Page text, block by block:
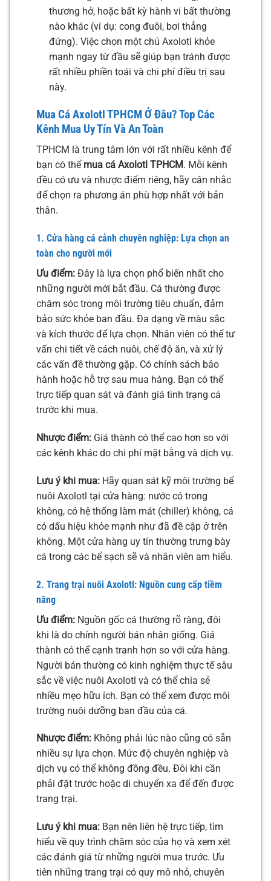
thương hở, hoặc bất kỳ hành vi bất thường
nào khác (ví dụ: cong đuôi, bơi thẳng
đứng). Việc chọn một chú Axolotl khỏe
mạnh ngay từ đầu sẽ giúp bạn tránh được
rất nhiều phiền toái và chi phí điều trị sau
này.
Mua Cá Axolotl TPHCM Ở Đâu? Top Các
Kênh Mua Uy Tín Và An Toàn
TPHCM là trung tâm lớn với rất nhiều kênh để
bạn có thể mua cá Axolotl TPHCM. Mỗi kênh
đều có ưu và nhược điểm riêng, hãy cân nhắc
để chọn ra phương án phù hợp nhất với bản
thân.
1. Cửa hàng cá cảnh chuyên nghiệp: Lựa chọn an
toàn cho người mới
Ưu điểm: Đây là lựa chọn phổ biến nhất cho
những người mới bắt đầu. Cá thường được
chăm sóc trong môi trường tiêu chuẩn, đảm
bảo sức khỏe ban đầu. Đa dạng về màu sắc
và kích thước để lựa chọn. Nhân viên có thể tư
vấn chi tiết về cách nuôi, chế độ ăn, và xử lý
các vấn đề thường gặp. Có chính sách bảo
hành hoặc hỗ trợ sau mua hàng. Bạn có thể
trực tiếp quan sát và đánh giá tình trạng cá
trước khi mua.
Nhược điểm: Giá thành có thể cao hơn so với
các kênh khác do chi phí mặt bằng và dịch vụ.
Lưu ý khi mua: Hãy quan sát kỹ môi trường bể
nuôi Axolotl tại cửa hàng: nước có trong
không, có hệ thống làm mát (chiller) không, cá
có dấu hiệu khỏe mạnh như đã đề cập ở trên
không. Một cửa hàng uy tín thường trưng bày
cá trong các bể sạch sẽ và nhân viên am hiểu.
2. Trang trại nuôi Axolotl: Nguồn cung cấp tiềm
năng
Ưu điểm: Nguồn gốc cá thường rõ ràng, đôi
khi là do chính người bán nhân giống. Giá
thành có thể cạnh tranh hơn so với cửa hàng.
Người bán thường có kinh nghiệm thực tế sâu
sắc về việc nuôi Axolotl và có thể chia sẻ
nhiều mẹo hữu ích. Bạn có thể xem được môi
trường nuôi dưỡng ban đầu của cá.
Nhược điểm: Không phải lúc nào cũng có sẵn
nhiều sự lựa chọn. Mức độ chuyên nghiệp và
dịch vụ có thể không đồng đều. Đôi khi cần
phải đặt trước hoặc di chuyển xa để đến được
trang trại.
Lưu ý khi mua: Bạn nên liên hệ trực tiếp, tìm
hiểu về quy trình chăm sóc của họ và xem xét
các đánh giá từ những người mua trước. Ưu
tiên những trang trại có quy mô nhỏ, chuyên